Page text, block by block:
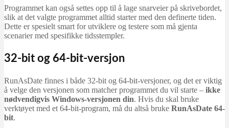
Programmet kan også settes opp til å lage snarveier på skrivebordet,
slik at det valgte programmet alltid starter med den definerte tiden.
Dette er spesielt smart for utviklere og testere som må gjenta
scenarier med spesifikke tidsstempler.
32-bit og 64-bit-versjon
RunAsDate finnes i både 32-bit og 64-bit-versjoner, og det er viktig
å velge den versjonen som matcher programmet du vil starte – ikke
nødvendigvis Windows-versjonen din. Hvis du skal bruke
verktøyet med et 64-bit-program, må du altså bruke RunAsDate 64-
bit.